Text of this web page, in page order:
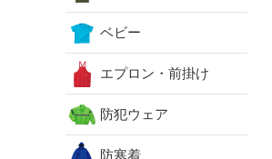
ベビー
エプロン・前掛け
防犯ウェア
防寒着